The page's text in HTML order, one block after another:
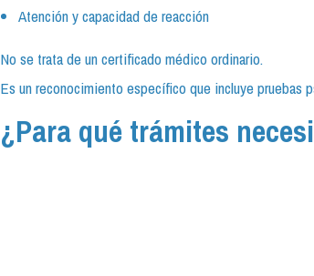
Atención y capacidad de reacción
No se trata de un certificado médico ordinario.
Es un reconocimiento específico que incluye
¿Para qué trámites